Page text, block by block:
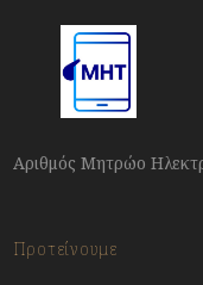
Αριθμός Μητρώο
Προτείνουμε